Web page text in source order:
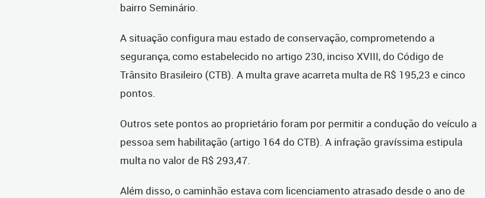
bairro Seminário.
A situação configura mau estado de conservação, comprometendo a
segurança, como estabelecido no artigo 230, inciso XVIII, do Código de
Trânsito Brasileiro (CTB). A multa grave acarreta multa de R$ 195,23 e cinco
pontos.
Outros sete pontos ao proprietário foram por permitir a condução do veículo a
pessoa sem habilitação (artigo 164 do CTB). A infração gravíssima estipula
multa no valor de R$ 293,47.
Além disso, o caminhão estava com licenciamento atrasado desde o ano de